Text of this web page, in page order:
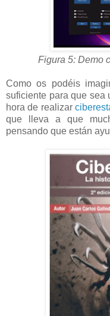
Figura 5: Demo
Como os podéis
suficiente para que sea
hora de realizar
que lleva a que
pensando que están